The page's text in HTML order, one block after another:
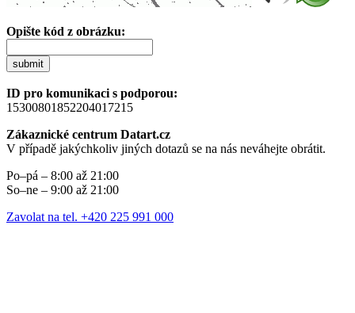
Opište kód z obrázku:
submit
ID pro komunikaci s podporou:
15300801852204017215
Zákaznické centrum Datart.cz
V případě jakýchkoliv jiných dotazů se na nás neváhejte obrátit.
Po–pá – 8:00 až 21:00
So–ne – 9:00 až 21:00
Zavolat na tel. +420 225 991 000